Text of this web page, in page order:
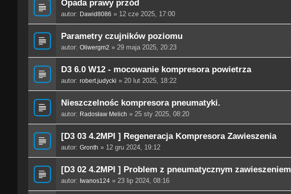
Opada prawy przód
autor: Dawid8086 » 12 cze 2025, 17:00
Parametry czujników poziomu
autor: Oliwergm2 » 29 maja 2025, 20:23
D3 6.0 W12 - mocowanie kompresora powietrza
autor: robert.judycki » 20 lut 2025, 18:22
Nieszczelnośc kompresora pneumatyki.
autor: Radosław Melich » 25 sty 2025, 08:20
[D3 03 4.2MPI ] Regeneracja Kompresora Zawieszenia
autor: Gronth » 12 gru 2024, 19:12
[D3 02 4.2MPI ] Problem z pneumatycznym zawieszeniem
autor: Iwanos124» 23 lip 2024, 08:16